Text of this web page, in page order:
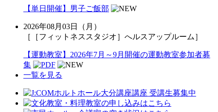
【単日開催】男子ご飯部
2026年08月03日（月）
［［フィットネススタジオ］へルスアップルーム］
【運動教室】2026年7月～9月開催の運動教室参加者募
集
一覧を見る